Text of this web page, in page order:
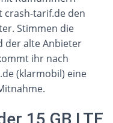
crash-tarif.de den
Stimmen die
der alte Anbieter
ihr nach
(klarmobil) eine